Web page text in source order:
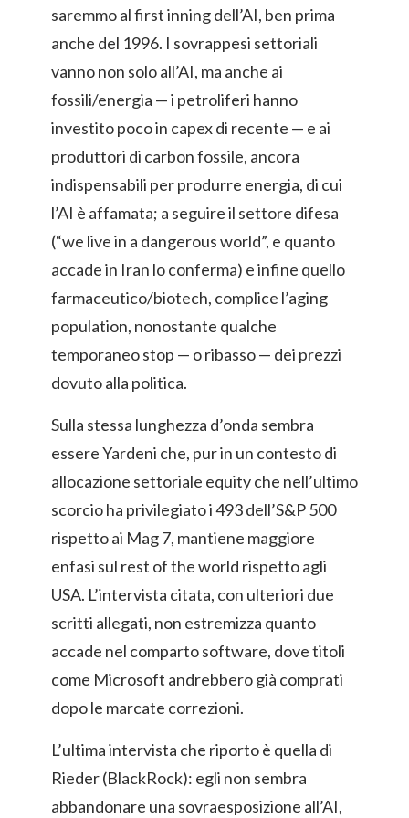
saremmo al first inning dell’AI, ben prima
anche del 1996. I sovrappesi settoriali
vanno non solo all’AI, ma anche ai
fossili/energia — i petroliferi hanno
investito poco in capex di recente — e ai
produttori di carbon fossile, ancora
indispensabili per produrre energia, di cui
l’AI è affamata; a seguire il settore difesa
(“we live in a dangerous world”, e quanto
accade in Iran lo conferma) e infine quello
farmaceutico/biotech, complice l’aging
population, nonostante qualche
temporaneo stop — o ribasso — dei prezzi
dovuto alla politica.
Sulla stessa lunghezza d’onda sembra
essere Yardeni che, pur in un contesto di
allocazione settoriale equity che nell’ultimo
scorcio ha privilegiato i 493 dell’S&P 500
rispetto ai Mag 7, mantiene maggiore
enfasi sul rest of the world rispetto agli
USA. L’intervista citata, con ulteriori due
scritti allegati, non estremizza quanto
accade nel comparto software, dove titoli
come Microsoft andrebbero già comprati
dopo le marcate correzioni.
L’ultima intervista che riporto è quella di
Rieder (BlackRock): egli non sembra
abbandonare una sovraesposizione all’AI,